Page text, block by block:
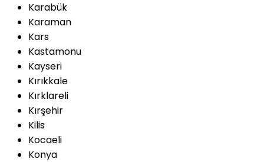
Karabük
Karaman
Kars
Kastamonu
Kayseri
Kırıkkale
Kırklareli
Kırşehir
Kilis
Kocaeli
Konya